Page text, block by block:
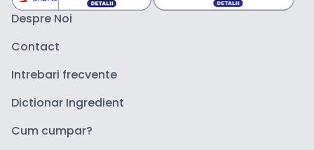
Despre Noi
Contact
Intrebari frecvente
Dictionar Ingredient
Cum cumpar?